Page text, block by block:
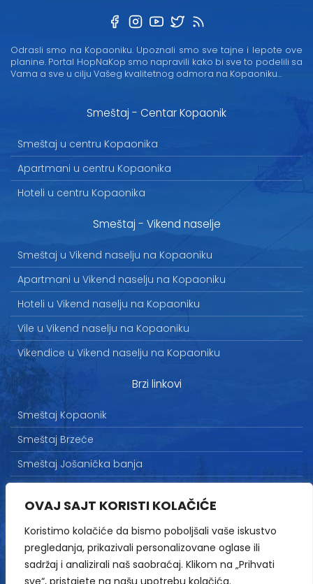
OVAJ SAJT KORISTI KOLAČIĆE
Koristimo kolačiće da bismo poboljšali vaše iskustvo
pregledanja, prikazivali personalizovane oglase ili
sadržaj i analizirali naš saobraćaj. Klikom na „Prihvati
sve“, pristajete na našu upotrebu kolačića.
Odrasli smo na Kopaoniku. Upoznali smo sve tajne i lepote ove
planine. Portal HopNaKop smo napravili kako bi sve to podelili sa
Vama a sve u cilju Vašeg kvalitetnog odmora na Kopaoniku...
Smeštaj - Centar Kopaonik
Smeštaj u centru Kopaonika
Apartmani u centru Kopaonika
Hoteli u centru Kopaonika
Smeštaj - Vikend naselje
Smeštaj u Vikend naselju na Kopaoniku
Apartmani u Vikend naselju na Kopaoniku
Hoteli u Vikend naselju na Kopaoniku
Vile u Vikend naselju na Kopaoniku
Vikendice u Vikend naselju na Kopaoniku
Brzi linkovi
Smeštaj Kopaonik
Smeštaj Brzeće
Smeštaj Jošanička banja
Marketing
Politika privatnosti
Kontakt